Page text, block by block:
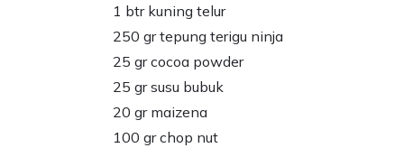
1 btr kuning telur
250 gr tepung terigu ninja
25 gr cocoa powder
25 gr susu bubuk
20 gr maizena
100 gr chop nut